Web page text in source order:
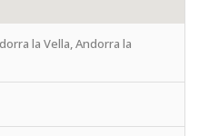
la Vella, Andorra la